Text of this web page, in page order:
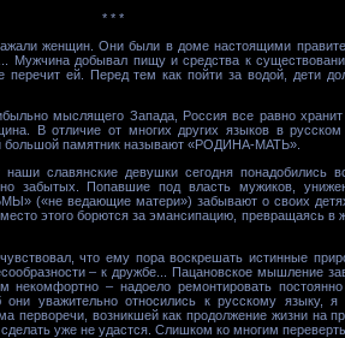
* * *
женщин. Они были в доме настоящими
Мужчина добывал пищу и средства к
перечит ей. Перед тем как пойти за водой, дети
мыслящего Запада, Россия все равно
В отличие от многих других языков в
памятник называют «РОДИНА-МАТЬ».
славянские девушки сегодня
забытых. Попавшие под власть мужиков,
(«не ведающие матери») забывают о своих
этого борются за эмансипацию, превращаясь
что ему пора воскрешать истинные
– к дружбе... Пацановское мышление
некомфортно – надоело ремонтировать
уважительно относились к русскому языку,
возникшей как продолжение жизни на
сделать уже не удастся. Слишком ко многим